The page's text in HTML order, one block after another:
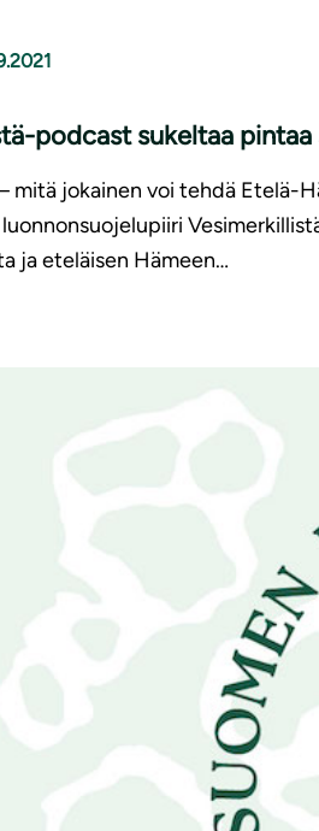
podcast sukeltaa
mitä jokainen voi tehdä Etelä-
ja eteläisen Hämeen…